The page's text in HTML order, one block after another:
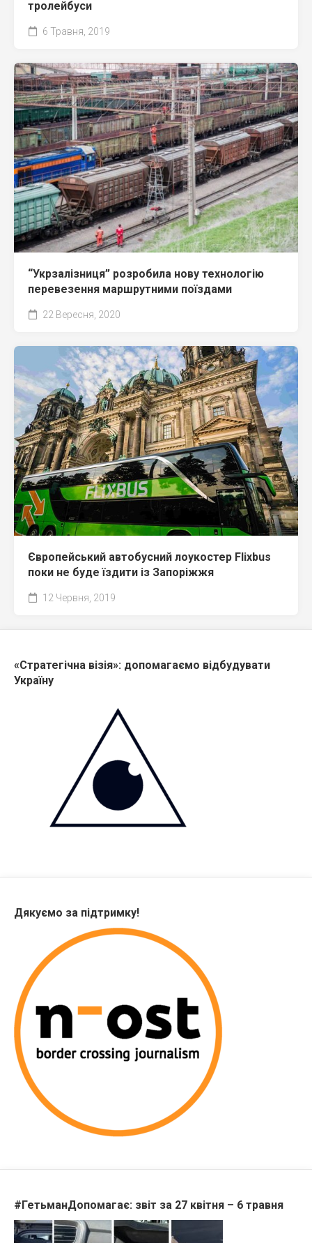
тролейбуси
6 Травня, 2019
“Укрзалізниця” розробила нову технологію
перевезення маршрутними поїздами
22 Вересня, 2020
Європейський автобусний лоукостер Flixbus
поки не буде їздити із Запоріжжя
12 Червня, 2019
«Стратегічна візія»: допомагаємо відбудувати
Україну
Дякуємо за підтримку!
#ГетьманДопомагає: звіт за 27 квітня – 6 травня